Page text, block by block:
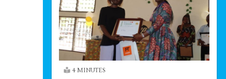
4 MINUTES